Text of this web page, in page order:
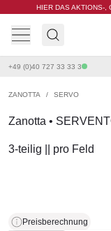
HIER DAS AKTIONS-,
+49 (0)40 727 33 33 3
ZANOTTA / SERVO
Zanotta •
3-teilig || pro Feld
Preisberechnung